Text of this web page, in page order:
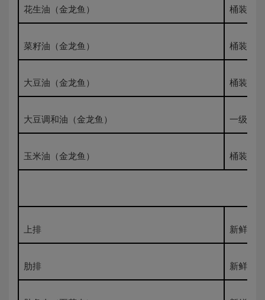
花生油（金龙鱼） 桶装一
菜籽油（金龙鱼） 桶装一
大豆油（金龙鱼） 桶装一
大豆调和油（金龙鱼） 一级桶
玉米油（金龙鱼） 桶装一
上排 新鲜
肋排 新鲜